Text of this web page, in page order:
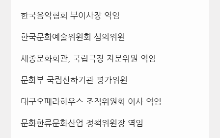
한국음악협회 부이사장 역임
한국문화예술위원회 심의위원
세종문화회관, 국립극장 자문위원 역임
문화부 국립산하기관 평가위원
대구오페라하우스 조직위원회 이사 역임
문화한류문화산업 정책위원장 역임